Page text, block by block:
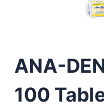
ANA-
100